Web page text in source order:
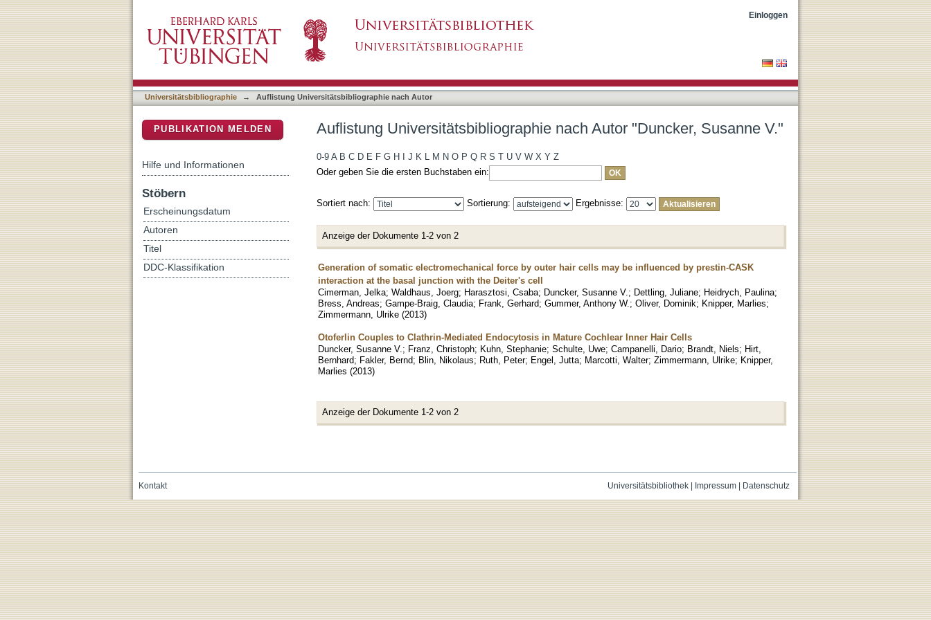
Einloggen
Universitätsbibliographie → Auflistung Universitätsbibliographie nach Autor
Auflistung Universitätsbibliographie nach Autor "Duncker, Susanne V."
0-9 A B C D E F G H J K L M N O P Q R S T U V W X Y Z
Oder geben Sie die ersten Buchstaben ein:
Sortiert nach: Sortierung: Ergebnisse:
Anzeige der Dokumente 1-2 von 2
Generation of somatic electromechanical force by outer hair cells may be influenced by prestin-CASK
interaction at the basal junction with the Deiter's cell
Cimerman, Jelka; Waldhaus, Joerg; Harasztosi, Csaba; Duncker, Susanne V. ; Dettling, Juliane; Heidrych, Paulina;
Bress, Andreas; Gampe-Braig, Claudia; Frank, Gerhard; Gummer, Anthony W. ; Oliver, Dominik; Knipper, Marlies;
Zimmermann, Ulrike (2013)
Otoferlin Couples to Clathrin-Mediated Endocytosis in Mature Cochlear Inner Hair Cells
Duncker, Susanne V. ; Franz, Christoph; Kuhn, Stephanie; Schulte, Uwe; Campanelli, Dario; Brandt, Niels; Hirt,
Bernhard; Fakler, Bernd; Blin, Nikolaus; Ruth, Peter; Engel, Jutta; Marcotti, Walter; Zimmermann, Ulrike; Knipper,
Marlies (2013)
Anzeige der Dokumente 1-2 von 2
PUBLIKATION MELDEN
Hilfe und Informationen
Stöbern
Erscheinungsdatum
Autoren
Titel
DDC-Klassifikation
Universitätsbibliothek| Impressum| Datenschutz
Kontakt